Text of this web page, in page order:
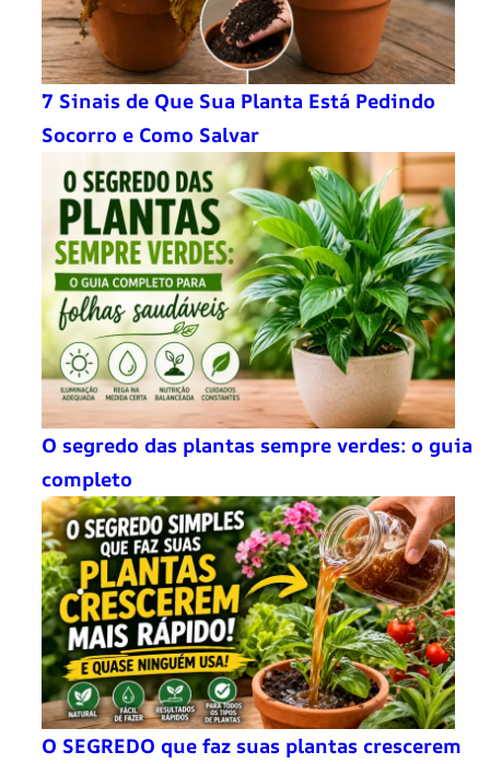
7 Sinais de Que Sua Planta Está Pedindo
Socorro e Como Salvar
O segredo das plantas sempre verdes: o guia
completo
O SEGREDO que faz suas plantas crescerem